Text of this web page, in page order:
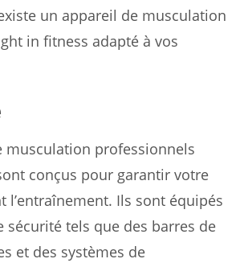
un appareil de musculation
in fitness adapté à vos
musculation professionnels
conçus pour garantir votre
l’entraînement. Ils sont équipés
sécurité tels que des barres de
et des systèmes de